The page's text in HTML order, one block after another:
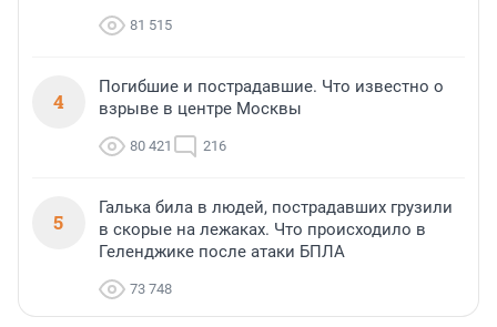
81 515
4
Погибшие и пострадавшие. Что известно о
взрыве в центре Москвы
80 421 216
5
Галька била в людей, пострадавших грузили
в скорые на лежаках. Что происходило в
Геленджике после атаки БПЛА
73 748